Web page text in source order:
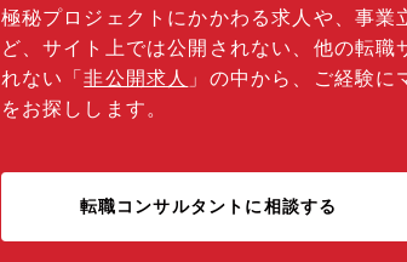
極秘プロジェクトにかかわる求人や、事業
ど、サイト上では公開されない、他の転職
れない「非公開求人 」の中から、ご経験に
をお探しします。
転職コンサルタントに相談する